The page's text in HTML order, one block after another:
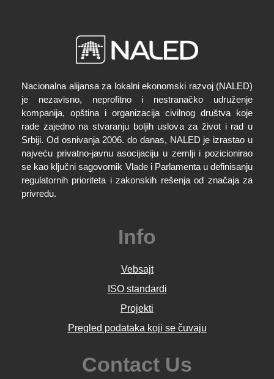
Nacionalna alijansa za lokalni ekonomski razvoj (NALED)
je nezavisno, neprofitno i nestranačko udruženje
kompanija, opština i organizacija civilnog društva koje
rade zajedno na stvaranju boljih uslova za život i rad u
Srbiji. Od osnivanja 2006. do danas, NALED je izrastao u
najveću privatno-javnu asocijaciju u zemlji i pozicionirao
se kao ključni sagovornik Vlade i Parlamenta u definisanju
regulatornih prioriteta i zakonskih rešenja od značaja za
privredu.
Info
Vebsajt
ISO standardi
Projekti
Pregled podataka koji se čuvaju
Contact Us